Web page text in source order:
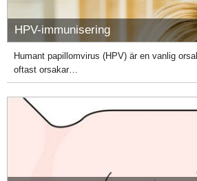
HPV-immunisering
Humant papillomvirus (HPV) är en vanlig
oftast orsakar…